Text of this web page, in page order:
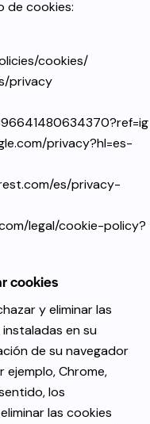
de cookies:
cookies/
privacy
privacy?hl=es-
es/privacy-
legal/cookie-policy?
cookies
y eliminar las
en su
de su navegador
Chrome,
los
las cookies